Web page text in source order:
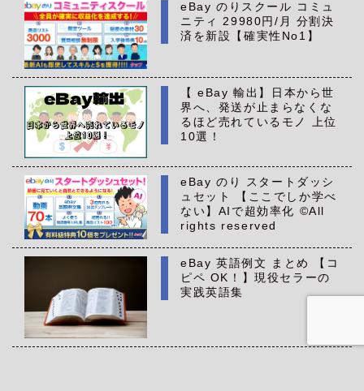
eBay のりスクール コミュ
ニティ 29980円/月 分割決
済を新設【確実性No1】
【 eBay 輸出】日本から世
界へ、発送が止まらなくな
るほど売れているモノ 上位
10選！
eBay のり スタートダッシ
ュセット 【ここでしか学べ
ない】AIで超効率化 ©All
rights reserved
eBay 英語例文 まとめ 【コ
ピペ OK！】現役セラーの
実践英語集